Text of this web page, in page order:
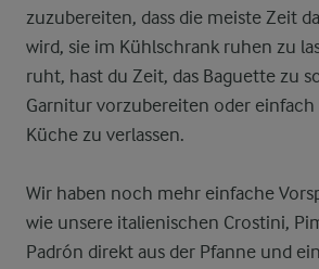
zuzubereiten, dass die meiste Zeit
wird, sie im Kühlschrank ruhen zu
ruht, hast du Zeit, das Baguette zu
Garnitur vorzubereiten oder einfach
Küche zu verlassen.
Wir haben noch mehr einfache
wie unsere italienischen Crostini,
Padrón direkt aus der Pfanne und